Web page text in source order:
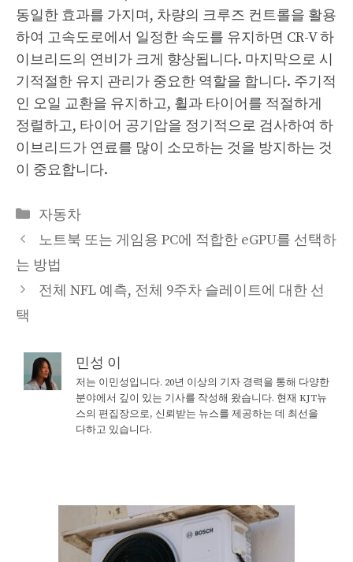
동일한 효과를 가지며, 차량의 크루즈 컨트롤을 활용
하여 고속도로에서 일정한 속도를 유지하면 CR-V 하
이브리드의 연비가 크게 향상됩니다. 마지막으로 시
기적절한 유지 관리가 중요한 역할을 합니다. 주기적
인 오일 교환을 유지하고, 휠과 타이어를 적절하게
정렬하고, 타이어 공기압을 정기적으로 검사하여 하
이브리드가 연료를 많이 소모하는 것을 방지하는 것
이 중요합니다.
Categories
자동차
노트북 또는 게임용 PC에 적합한 eGPU를 선택하
는 방법
전체 NFL 예측, 전체 9주차 슬레이트에 대한 선
택
민성 이
저는 이민성입니다. 20년 이상의 기자 경력을 통해 다양한
분야에서 깊이 있는 기사를 작성해 왔습니다. 현재 KJT뉴
스의 편집장으로, 신뢰받는 뉴스를 제공하는 데 최선을
다하고 있습니다.